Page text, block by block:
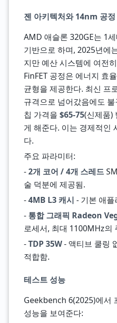
젠 아키텍처와 14nm 공정
AMD 애슬론 320GE는 1
기반으로 하며, 2025년에
지만 예산 시스템에 여전
FinFET 공정은 에너지 효
균형을 제공한다. 최신 프
규격으로 넘어갔음에도
칩 가격을 $65-75(신제품)
게 해준다. 이는 경제적인
다.
주요 파라미터:
-2개 코어 / 4개 스레드
술 덕분에 제공됨.
-4MB L3 캐시 - 기본 애
- 통합 그래픽 Radeon
로세서, 최대 1100MHz의
-TDP 35W- 액티브 쿨링
적합함.
테스트 성능
Geekbench 6(2025)에서
성능을 보여준다: